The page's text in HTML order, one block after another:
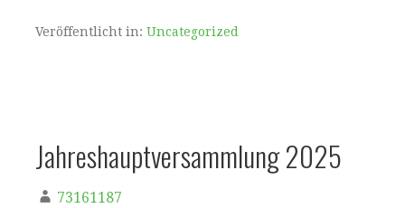
Veröffentlicht in: Uncategorized
Jahreshauptversammlung 2025
73161187